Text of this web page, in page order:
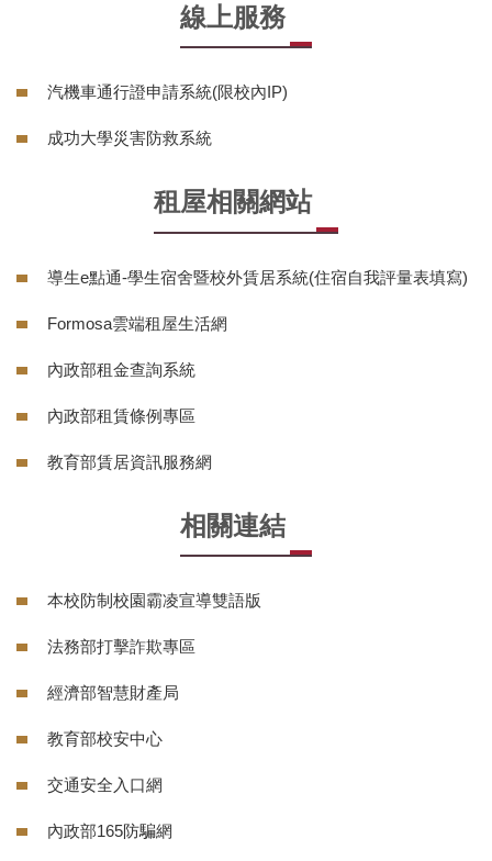
線上服務
汽機車通行證申請系統(限校內IP)
成功大學災害防救系統
租屋相關網站
導生e點通-學生宿舍暨校外賃居系統(住宿自我評量表填寫)
Formosa雲端租屋生活網
內政部租金查詢系統
內政部租賃條例專區
教育部賃居資訊服務網
相關連結
本校防制校園霸凌宣導雙語版
法務部打擊詐欺專區
經濟部智慧財產局
教育部校安中心
交通安全入口網
內政部165防騙網